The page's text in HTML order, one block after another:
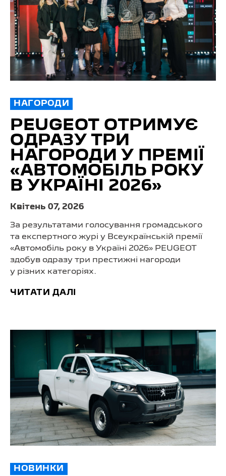
НАГОРОДИ
PEUGEOT ОТРИМУЄ
ОДРАЗУ ТРИ
НАГОРОДИ У ПРЕМІЇ
«АВТОМОБІЛЬ РОКУ
В УКРАЇНІ 2026»
Квітень 07, 2026
За результатами голосування громадського
та експертного журі у Всеукраїнській премії
«Автомобіль року в Україні 2026» PEUGEOT
здобув одразу три престижні нагороди
у різних категоріях.
ЧИТАТИ ДАЛІ
НОВИНКИ